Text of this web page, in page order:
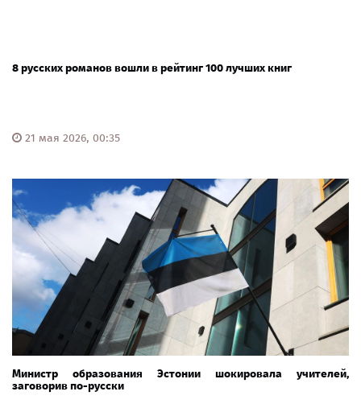
8 русских романов вошли в рейтинг 100 лучших книг
21 мая 2026, 00:35
Министр образования Эстонии шокировала учителей,
заговорив по-русски